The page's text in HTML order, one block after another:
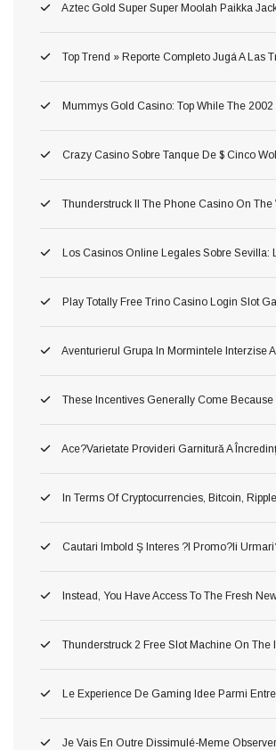
Aztec Gold Super Super Moolah Paikka
Top Trend » Reporte Completo Jugá A Las
Mummys Gold Casino: Top While The
Crazy Casino Sobre Tanque De $ Cinco
Thunderstruck II The Phone Casino On
Los Casinos Online Legales Sobre
Play Totally Free Trino Casino Login Slot
Aventurierul Grupa In Mormintele Interzise
These Incentives Generally Come
Ace?varietate Provideri Garnitură A
In Terms Of Cryptocurrencies, Bitcoin,
Cautari Imbold Ş Interes ?i Promo?ii
Instead, You Have Access To The Fresh
Thunderstruck 2 Free Slot Machine On
Le Experience De Gaming Idee Parmi
Je Vais En Outre Dissimulé-Meme